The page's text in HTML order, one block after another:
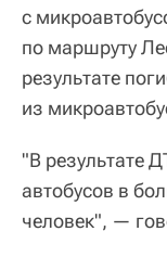
с
по маршруту
результате
из
"В результате
автобусов в
человек", —